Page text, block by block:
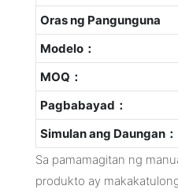
Oras ng Pangunguna
Modelo：
MOQ：
Pagbabayad：
Simulan ang Daungan：
Sa pamamagitan ng
produkto ay